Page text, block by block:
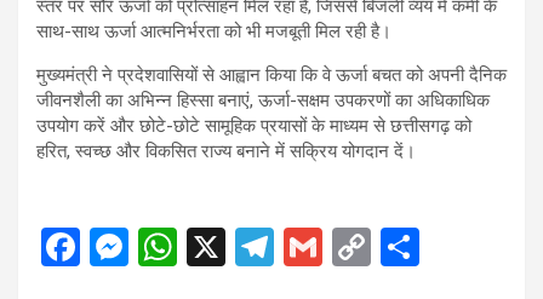
स्तर पर सौर ऊर्जा को प्रोत्साहन मिल रहा है, जिससे बिजली व्यय में कमी के
साथ-साथ ऊर्जा आत्मनिर्भरता को भी मजबूती मिल रही है।
मुख्यमंत्री ने प्रदेशवासियों से आह्वान किया कि वे ऊर्जा बचत को अपनी दैनिक
जीवनशैली का अभिन्न हिस्सा बनाएं, ऊर्जा-सक्षम उपकरणों का अधिकाधिक
उपयोग करें और छोटे-छोटे सामूहिक प्रयासों के माध्यम से छत्तीसगढ़ को
हरित, स्वच्छ और विकसित राज्य बनाने में सक्रिय योगदान दें।
F
M W X
T
G
C